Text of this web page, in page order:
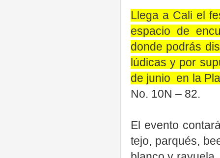
Llega a Cali el
espacio de
donde podrás
lúdicas y por
de junio en la
No. 10N – 82.
El evento
tejo, parqués,